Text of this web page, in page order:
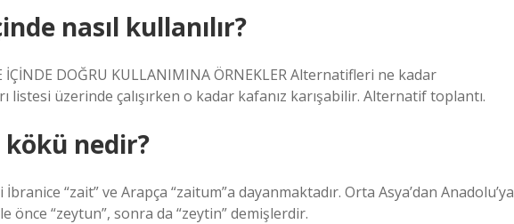
nasıl kullanılır?
İÇİNDE DOĞRU KULLANIMINA ÖRNEKLER Alternatifleri ne kadar
listesi üzerinde çalışırken o kadar kafanız karışabilir. Alternatif toplantı.
nedir?
“zait” ve Arapça “zaitum”a dayanmaktadır. Orta Asya’dan Anadolu’ya
“zeytun”, sonra da “zeytin” demişlerdir.